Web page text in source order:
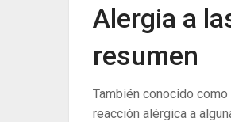
Alergia a
resumen
También conocido
reacción alérgica a